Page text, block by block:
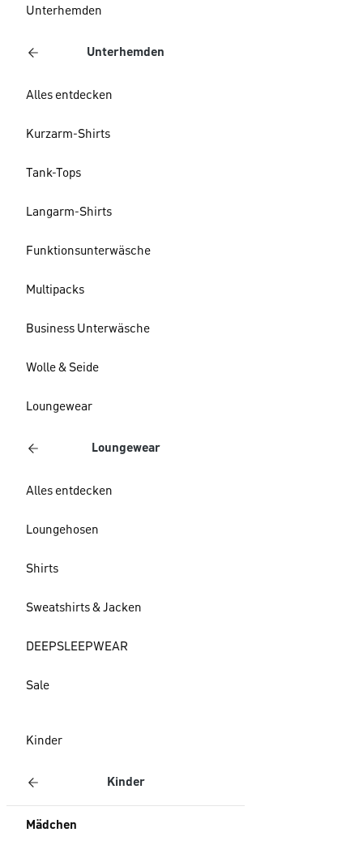
Unterhemden
Unterhemden
Alles entdecken
Kurzarm-Shirts
Tank-Tops
Langarm-Shirts
Funktionsunterwäsche
Multipacks
Business Unterwäsche
Wolle & Seide
Loungewear
Loungewear
Alles entdecken
Loungehosen
Shirts
Sweatshirts & Jacken
DEEPSLEEPWEAR
Sale
Kinder
Kinder
Mädchen